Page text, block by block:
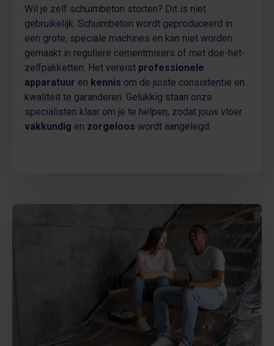
Wil je zelf schuimbeton storten? Dit is niet
gebruikelijk. Schuimbeton wordt geproduceerd in
een grote, speciale machines en kan niet worden
gemaakt in reguliere cementmixers of met doe-het-
zelfpakketten. Het vereist professionele
apparatuur en kennis om de juiste consistentie en
kwaliteit te garanderen. Gelukkig staan onze
specialisten klaar om je te helpen, zodat jouw vloer
vakkundig en zorgeloos wordt aangelegd.